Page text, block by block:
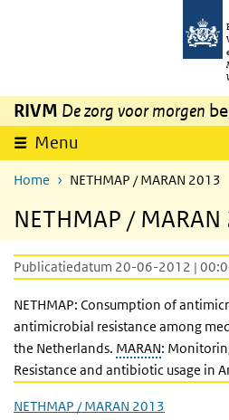
Overslaan en naar de inhoud gaan
RIVM De zorg voor morgen
Menu
Home NETHMAP / MARAN 2013
NETHMAP /
Publicatiedatum 20-06-2012 |
NETHMAP: Consumption of
antimicrobial resistance among
the Netherlands. MARAN:
Resistance and antibiotic usage in
NETHMAP / MARAN 2013